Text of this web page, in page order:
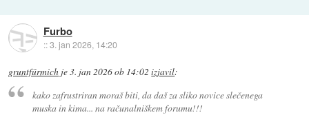
Furbo
::3. jan 2026, 14:20
gruntfürmich je3. jan 2026 ob 14:02 izjavil:
kako zafrustriran moraš biti, da daš za sliko novice slečenega
muska in kima... na računalniškem forumu!!!